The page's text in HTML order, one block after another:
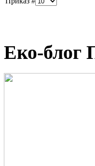
Еко-блог